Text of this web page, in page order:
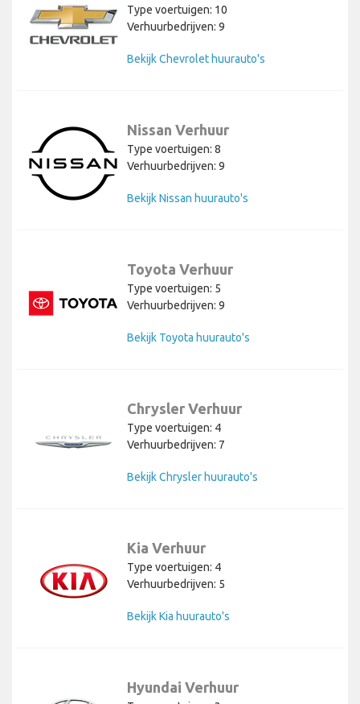
Type voertuigen: 10
Verhuurbedrijven: 9
Bekijk Chevrolet huurauto's
Nissan Verhuur
Type voertuigen: 8
Verhuurbedrijven: 9
Bekijk Nissan huurauto's
Toyota Verhuur
Type voertuigen: 5
Verhuurbedrijven: 9
Bekijk Toyota huurauto's
Chrysler Verhuur
Type voertuigen: 4
Verhuurbedrijven: 7
Bekijk Chrysler huurauto's
Kia Verhuur
Type voertuigen: 4
Verhuurbedrijven: 5
Bekijk Kia huurauto's
Hyundai Verhuur